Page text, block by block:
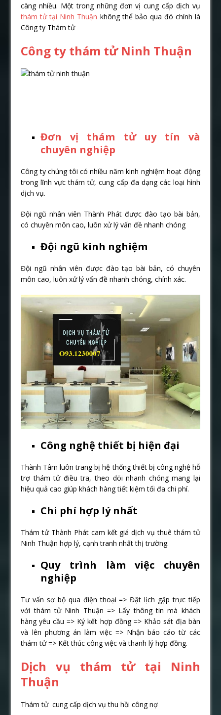
càng nhiều. Một trong những đơn vị cung cấp dịch vụ
thám tử tại Ninh Thuận không thể bảo qua đó chính là
Công ty Thám tử
Công ty thám tử Ninh Thuận
Đơn vị thám tử uy tín và
chuyên nghiệp
Công ty chúng tôi có nhiều năm kinh nghiệm hoạt động
trong lĩnh vực thám tử, cung cấp đa dạng các loại hình
dịch vụ.
Đội ngũ nhân viên Thành Phát được đào tạo bài bản,
có chuyên môn cao, luôn xử lý vấn đề nhanh chóng
Đội ngũ kinh nghiệm
Đội ngũ nhân viên được đào tạo bài bản, có chuyên
môn cao, luôn xử lý vấn đề nhanh chóng, chính xác.
Công nghệ thiết bị hiện đại
Thành Tâm luôn trang bị hệ thống thiết bị công nghệ hỗ
trợ thám tử điều tra, theo dõi nhanh chóng mang lại
hiệu quả cao giúp khách hàng tiết kiệm tối đa chi phí.
Chi phí hợp lý nhất
Thám tử Thành Phát cam kết giá dịch vụ thuê thám tử
Ninh Thuận hợp lý, cạnh tranh nhất thị trường.
Quy trình làm việc chuyên
nghiệp
Tư vấn sơ bộ qua điện thoại => Đặt lịch gặp trực tiếp
với thám tử Ninh Thuận => Lấy thông tin mà khách
hàng yêu cầu => Ký kết hợp đồng => Khảo sát địa bàn
và lên phương án làm việc => Nhận báo cáo từ các
thám tử => Kết thúc công việc và thanh lý hợp đồng.
Dịch vụ thám tử tại Ninh
Thuận
Thám tử cung cấp dịch vụ thu hồi công nợ